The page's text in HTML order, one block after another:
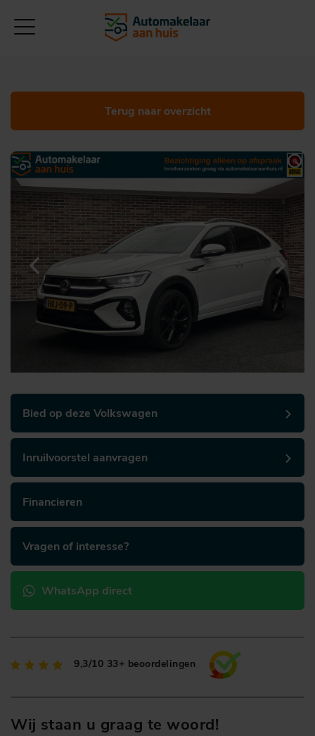
Terug naar overzicht
Bied op deze Volkswagen
Inruilvoorstel aanvragen
Financieren
Vragen of interesse?
WhatsApp direct
9,3/10 33+ beoordelingen
Wij staan u graag te woord!